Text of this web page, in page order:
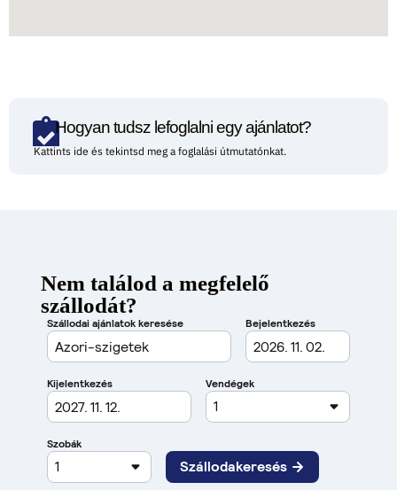
Hogyan tudsz lefoglalni egy ajánlatot?
Kattints ide és tekintsd meg a foglalási útmutatónkat.
Nem találod a megfelelő
szállodát?